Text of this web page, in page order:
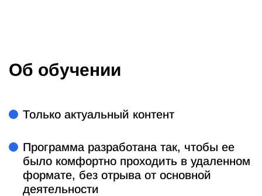
Об обучении
Только актуальный контент
Программа разработана так, чтобы ее
было комфортно проходить в удаленном
формате, без отрыва от основной
деятельности